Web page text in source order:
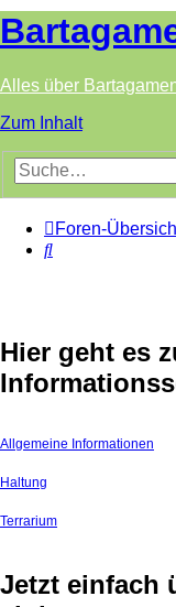
Alles über
Zum Inhalt
Foren-
Suche
Hier geht es
Allgemeine Informationen
Haltung
Terrarium
Jetzt einfach